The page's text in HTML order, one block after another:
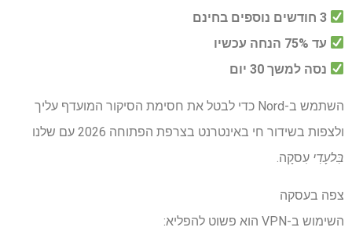
3 חודשים נוספים בחינם
עד 75% הנחה עכשיו
נסה למשך 30 יום
השתמש ב-Nord כדי לבטל את חסימת הסיקור המועדף עליך
ולצפות בשידור חי באינטרנט בצרפת הפתוחה 2026 עם שלנו
בִּלעָדִי עִסקָה.
צפה בעסקה
השימוש ב-VPN הוא פשוט להפליא: